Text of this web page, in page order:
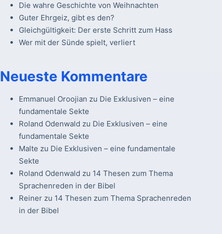
Die wahre Geschichte von Weihnachten
Guter Ehrgeiz, gibt es den?
Gleichgültigkeit: Der erste Schritt zum Hass
Wer mit der Sünde spielt, verliert
Neueste Kommentare
Emmanuel Oroojian zu Die Exklusiven – eine
fundamentale Sekte
Roland Odenwald zu Die Exklusiven – eine
fundamentale Sekte
Malte zu Die Exklusiven – eine fundamentale
Sekte
Roland Odenwald zu 14 Thesen zum Thema
Sprachenreden in der Bibel
Reinerzu 14 Thesen zum Thema Sprachenreden
in der Bibel